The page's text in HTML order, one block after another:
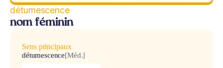
détumescence
nom féminin
Sens principaux
détumescence[Méd.]